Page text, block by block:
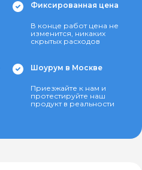
Фиксированная цена
В конце работ цена не
изменится, никаких
скрытых расходов
Шоурум в Москве
Приезжайте к нам и
протестируйте наш
продукт в реальности